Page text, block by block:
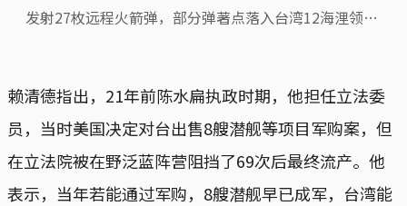
发射27枚远程火箭弹，部分弹著点落入台湾12海浬领海
赖清德指出，21年前陈水扁执政时期，他担任立法委
员，当时美国决定对台出售8艘潜舰等项目军购案，但
在立法院被在野泛蓝阵营阻挡了69次后最终流产。他
表示，当年若能通过军购，8艘潜舰早已成军，台湾能